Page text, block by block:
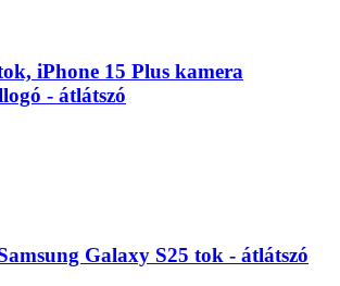
iPhone 15 Plus kamera
- átlátszó
Galaxy S25 tok - átlátszó